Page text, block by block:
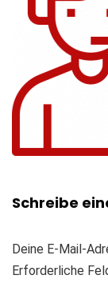
Schreibe
Deine E-Mail-
Erforderliche